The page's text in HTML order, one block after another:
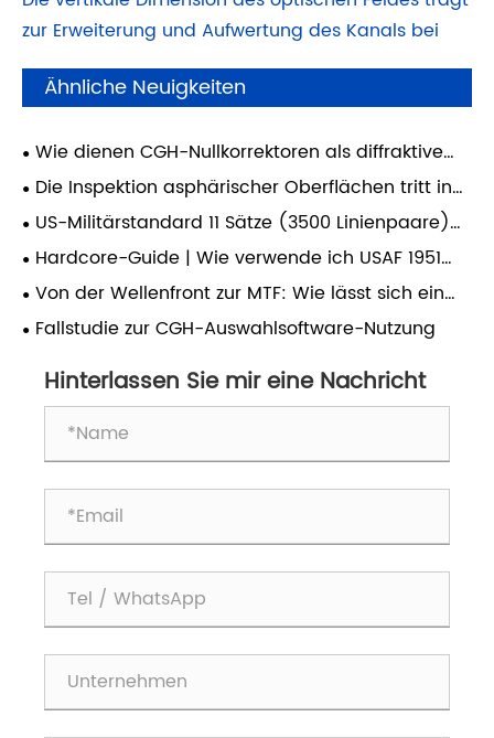
zur Erweiterung und Aufwertung des Kanals bei
Ähnliche Neuigkeiten
Wie dienen CGH-Nullkorrektoren als diffraktive
Nulllinsen (DNL), um hochpräzise Asphärentests zu
ermöglichen?
Die Inspektion asphärischer Oberflächen tritt in
die zweite Ära ein: Wie definiert Effizienz die
Lebensader qualitativer Veränderungen in der
optischen Fertigung der Zukunft?
US-Militärstandard 11 Sätze (3500 Linienpaare)
von Testzielen mit ultrahoher Auflösung: ein
wichtiger Verifizierungsstandard für die
tatsächliche Auflösungsfähigkeit von High-End-
Objektiven.
Hardcore-Guide | Wie verwende ich USAF 1951
richtig, um die Auflösung eines optischen Systems
zu kalibrieren?
Von der Wellenfront zur MTF: Wie lässt sich ein
optisches System vollständig bewerten?
Fallstudie zur CGH-Auswahlsoftware-Nutzung
Hinterlassen Sie mir eine Nachricht